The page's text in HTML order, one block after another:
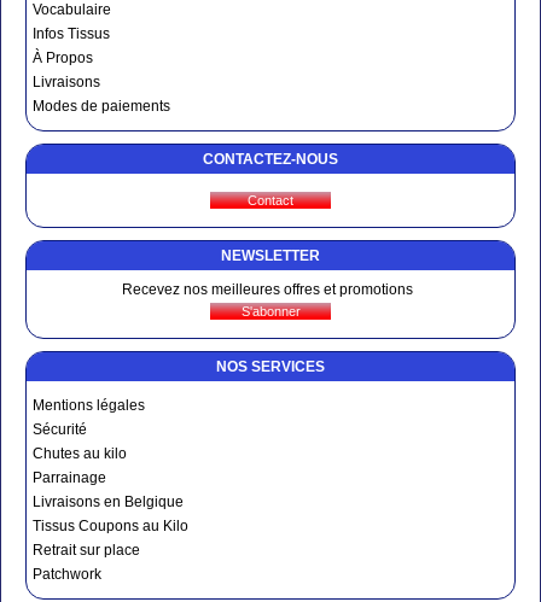
Vocabulaire
Infos Tissus
À Propos
Livraisons
Modes de paiements
CONTACTEZ-NOUS
NEWSLETTER
Recevez nos meilleures offres et promotions
NOS SERVICES
Mentions légales
Sécurité
Chutes au kilo
Parrainage
Livraisons en Belgique
Tissus Coupons au Kilo
Retrait sur place
Patchwork